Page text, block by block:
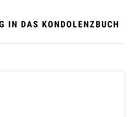
IN DAS KONDOLENZBUCH